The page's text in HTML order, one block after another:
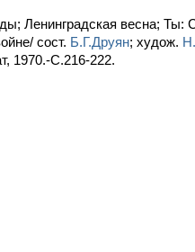
Ленинградская весна; Ты:
сост. Б.Г.Друян; худож.
1970.-С.216-222.